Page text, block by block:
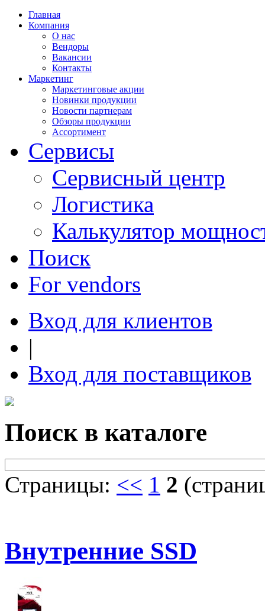
Главная
Компания
О нас
Вендоры
Вакансии
Контакты
Маркетинг
Маркетинговые акции
Новинки продукции
Новости партнерам
Обзоры продукции
Ассортимент
Сервисы
Сервисный центр
Логистика
Калькулятор
Поиск
For vendors
Вход для клиентов
|
Вход для поставщиков
Поиск в каталоге
Страницы: << 1 2
Внутренние SSD